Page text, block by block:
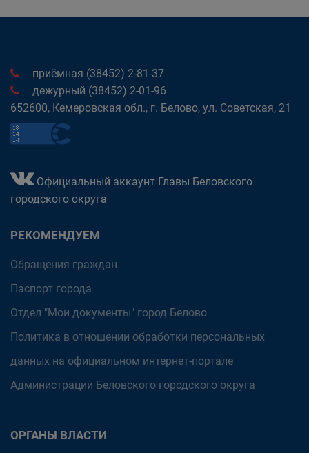
приёмная (38452) 2-81-37
дежурный (38452) 2-01-96
652600, Кемеровская обл., г. Белово, ул. Советская, 21
Официальный аккаунт Главы Беловского
городского округа
РЕКОМЕНДУЕМ
Обращения граждан
Паспорт города
Отдел "Мои документы" город Белово
Политика в отношении обработки персональных
данных на официальном интернет-портале
Администрации Беловского городского округа
ОРГАНЫ ВЛАСТИ